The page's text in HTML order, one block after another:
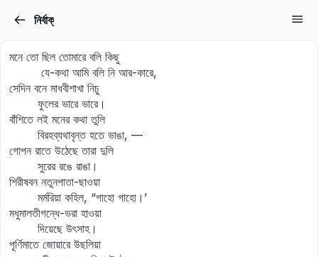
নির্বাক্‌
মনে তো ছিল তোমারে বলি কিছু
যে-কথা আমি বলি নি আর-কারে,
সেদিন বনে মাধবীশাখা নিচু
ফুলের ভারে ভারে।
বাঁশিতে লই মনের কথা তুলি
বিরহব্যথাবৃন্ত হতে ভাঙা, —
গোপন রাতে উঠেছে তারা দুলি
সুরের রঙে রাঙা।
শিরীষবন নতুনপাতা-ছাওয়া
মর্মরিয়া কহিল, “গাহো গাহো।’
মধুমালতীগন্ধে-ভরা হাওয়া
দিয়েছে উৎসাহ।
পূর্ণিমাতে জোয়ারে উছলিয়া
Sign in
Don’t have an account?
Remember me